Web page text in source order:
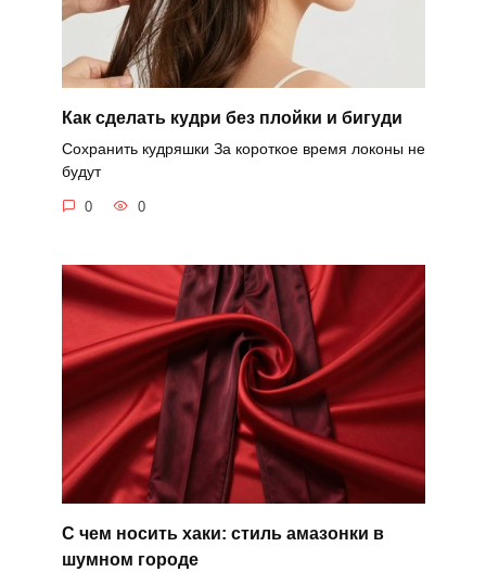
Как сделать кудри без плойки и бигуди
Сохранить кудряшки За короткое время локоны не
будут
0 0
С чем носить хаки: стиль амазонки в
шумном городе